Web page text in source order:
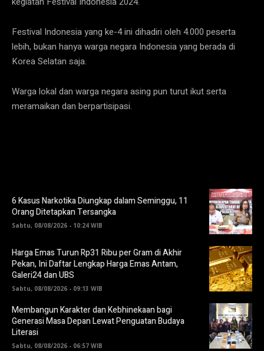
Festival Indonesia yang ke-4 ini dihadiri oleh 4.000 peserta
lebih, bukan hanya warga negara Indonesia yang berada di
Korea Selatan saja.
Warga lokal dan warga negara asing pun turut ikut serta
meramaikan dan berpartisipasi.
6 Kasus Narkotika Diungkap dalam Seminggu, 11
Orang Ditetapkan Tersangka
Sabtu, 08/08/2026 - 10:24 WIB
Harga Emas Turun Rp31 Ribu per Gram di Akhir
Pekan, Ini Daftar Lengkap Harga Emas Antam,
Galeri24 dan UBS
Sabtu, 08/08/2026 - 09:13 WIB
Membangun Karakter dan Kebhinekaan bagi
Generasi Masa Depan Lewat Penguatan Budaya
Literasi
Sabtu, 08/08/2026 - 06:57 WIB